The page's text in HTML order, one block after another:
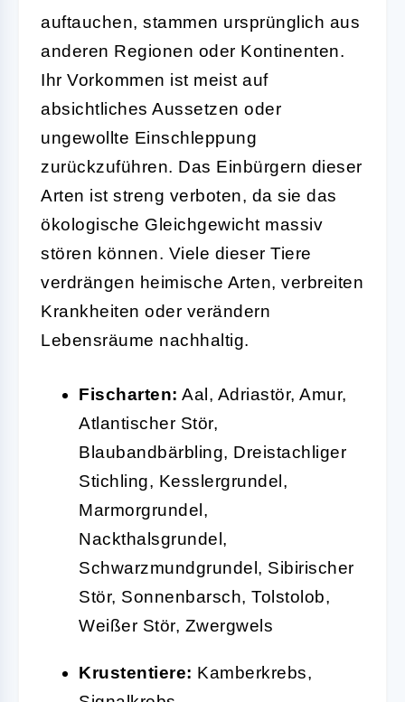
auftauchen, stammen ursprünglich aus
anderen Regionen oder Kontinenten.
Ihr Vorkommen ist meist auf
absichtliches Aussetzen oder
ungewollte Einschleppung
zurückzuführen. Das Einbürgern dieser
Arten ist streng verboten, da sie das
ökologische Gleichgewicht massiv
stören können. Viele dieser Tiere
verdrängen heimische Arten, verbreiten
Krankheiten oder verändern
Lebensräume nachhaltig.
Fischarten: Aal, Adriastör, Amur,
Atlantischer Stör,
Blaubandbärbling, Dreistachliger
Stichling, Kesslergrundel,
Marmorgrundel,
Nackthalsgrundel,
Schwarzmundgrundel, Sibirischer
Stör, Sonnenbarsch, Tolstolob,
Weißer Stör, Zwergwels
Krustentiere: Kamberkrebs,